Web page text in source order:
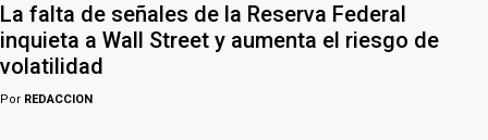
La falta de señales de la Reserva Federal
inquieta a Wall Street y aumenta el riesgo de
volatilidad
Por REDACCION